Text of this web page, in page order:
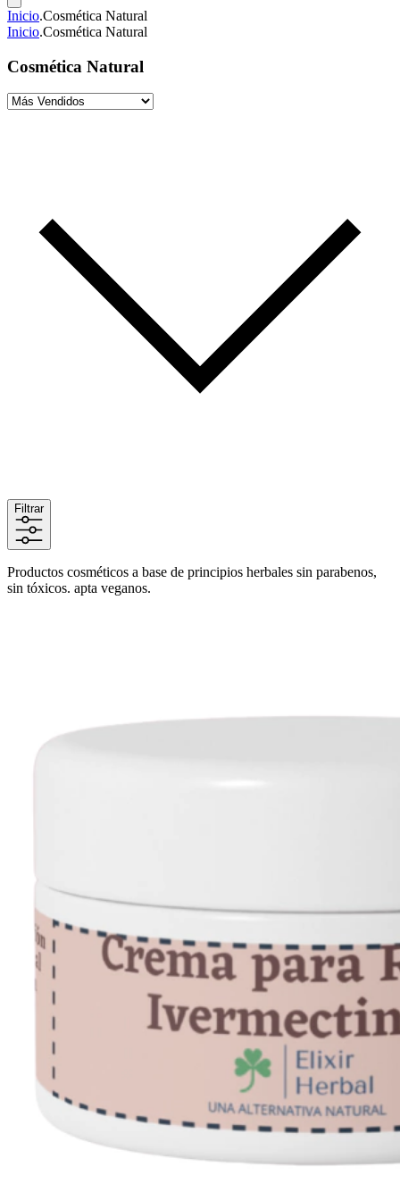
Inicio.Cosmética Natural
Inicio.Cosmética Natural
Cosmética Natural
Filtrar
Productos cosméticos a base de principios herbales sin parabenos,
sin tóxicos. apta veganos.